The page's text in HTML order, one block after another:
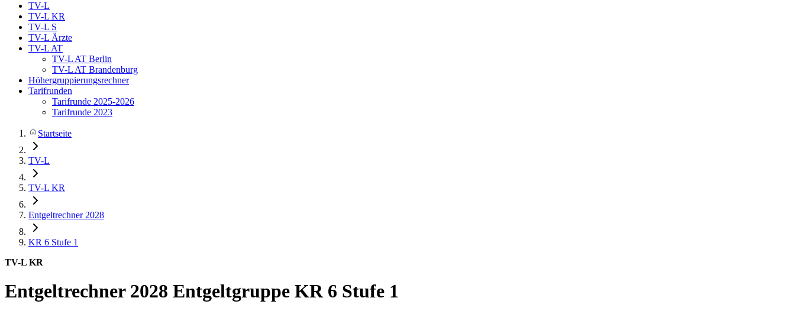
TV-L
TV-L KR
TV-L S
TV-L Ärzte
TV-L AT
TV-L AT Berlin
TV-L AT Brandenburg
Höhergruppierungsrechner
Tarifrunden
Tarifrunde 2025-2026
Tarifrunde 2023
Startseite
TV-L
TV-L KR
Entgeltrechner 2028
KR 6 Stufe 1
TV-L KR
Entgeltrechner 2028 Entgeltgruppe KR 6 Stufe 1